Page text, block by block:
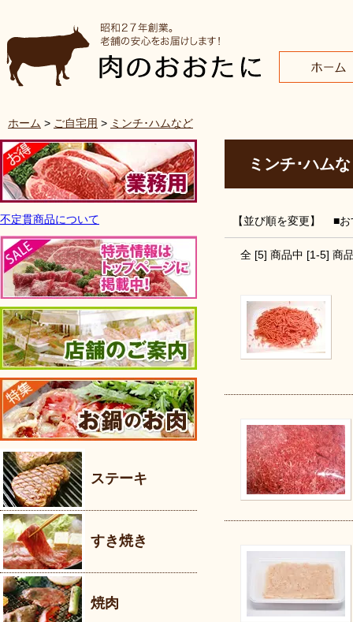
ホーム > ご自宅用 > ミンチ･ハムなど
ミンチ･ハム
【並び順を変更】 ■お
全 [5] 商品中 [1-5] 商
不定貫商品について
ステーキ
すき焼き
焼肉